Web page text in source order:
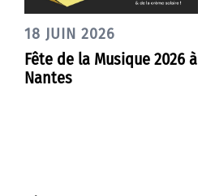
18 JUIN 2026
Fête de la Musique 2026 à
Nantes